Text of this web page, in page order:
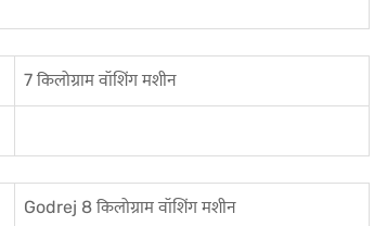
7 किलोग्राम वॉशिंग मशीन
Godrej 8 किलोग्राम वॉशिंग मशीन